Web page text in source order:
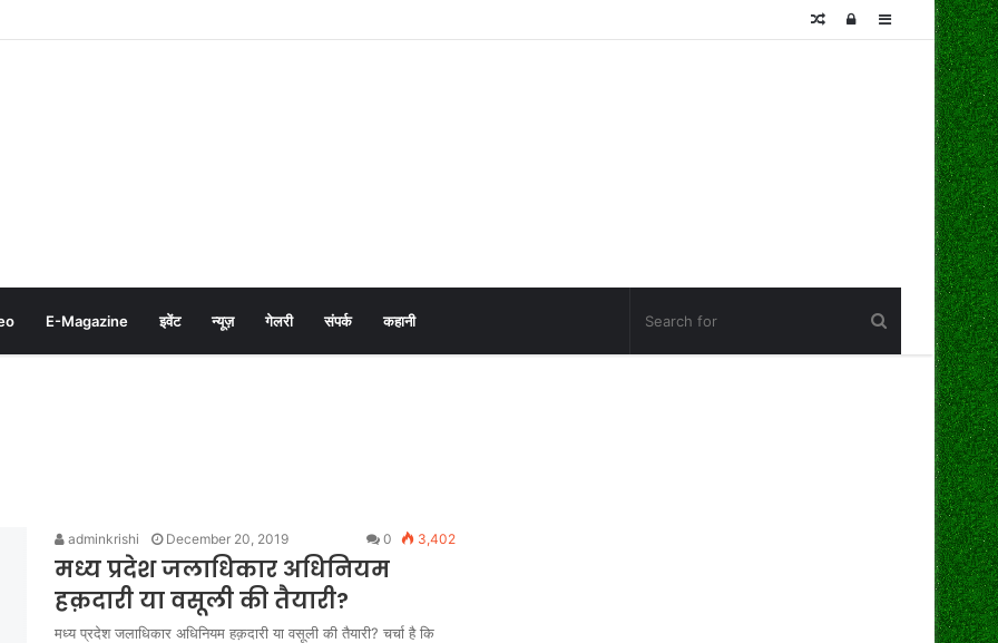
Sidebar
Log
Random
E-Magazine इवेंट न्यूज़ गेलरी संपर्क कहानी
adminkrishi December 20, 2019 0 3,402
मध्य प्रदेश जलाधिकार अधिनियम
हक़दारी या वसूली की तैयारी?
मध्य प्रदेश जलाधिकार अधिनियम हक़दारी या वसूली की तैयारी? चर्चा है कि